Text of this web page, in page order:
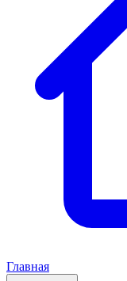
Главная